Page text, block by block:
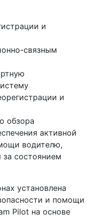
и
связным
и
обзора
активной
водителю,
состоянием
установлена
и помощи
Pilot на основе